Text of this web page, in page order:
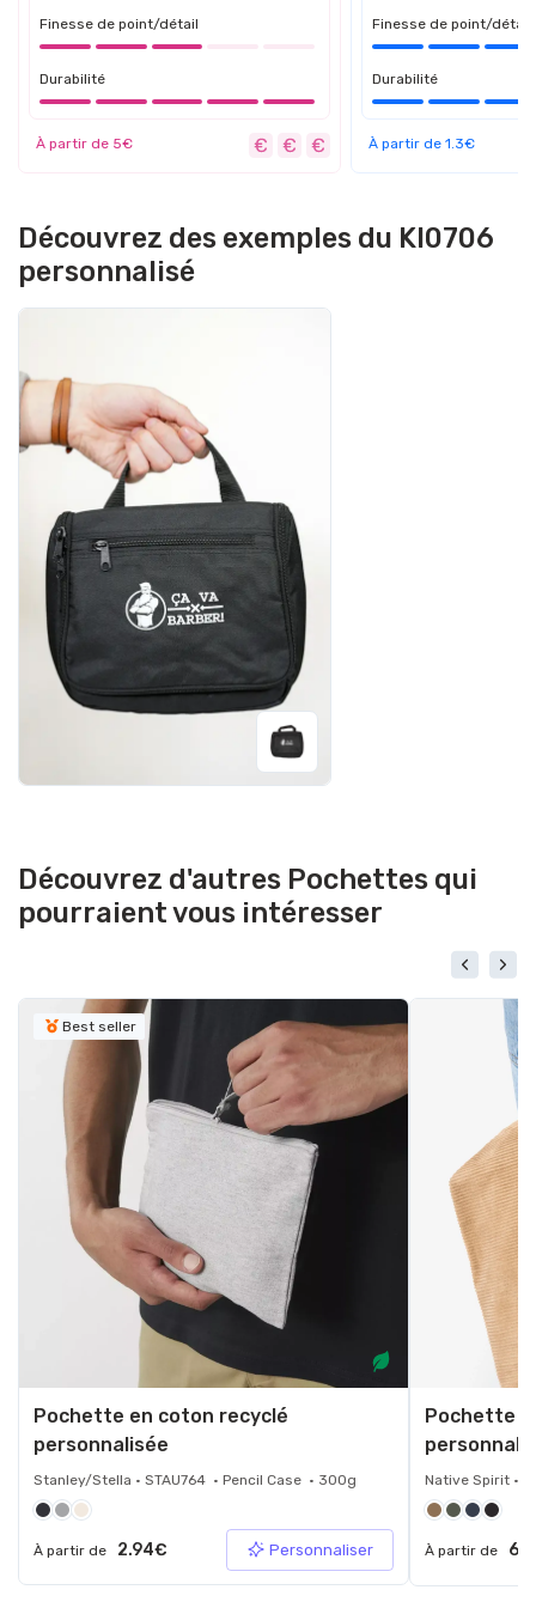
Finesse de point/détail
Durabilité
À partir de 5€
Finesse de point/détail
Durabilité
À partir de 1.3€
Découvrez des exemples du KI0706
personnalisé
Découvrez d'autres Pochettes qui
pourraient vous intéresser
Best seller
Pochette en coton recyclé
personnalisée
Stanley/Stella • STAU764 • Pencil Case • 300g
À partir de 2.94€ Personnaliser
Pochette
Native Spirit •
À partir de